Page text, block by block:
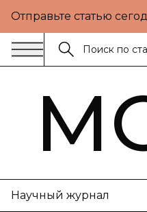
Отправьте статью
Научный журнал